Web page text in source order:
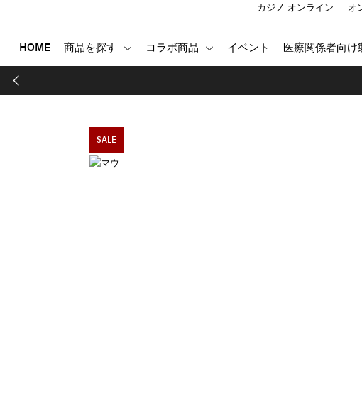
カジノ オンライン オ
HOME 商品を探す コラボ商品 イベント 医療関係者向け
SALE
商品を探す
医療関係者向け製品